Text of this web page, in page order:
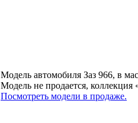
Модель автомобиля Заз 966, в
Модель не продается,
Посмотреть модели в продаже.